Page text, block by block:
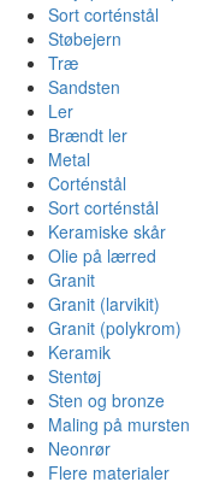
Sort corténstål
Støbejern
Træ
Sandsten
Ler
Brændt ler
Metal
Corténstål
Sort corténstål
Keramiske skår
Olie på lærred
Granit
Granit (larvikit)
Granit (polykrom)
Keramik
Stentøj
Sten og bronze
Maling på mursten
Neonrør
Flere materialer